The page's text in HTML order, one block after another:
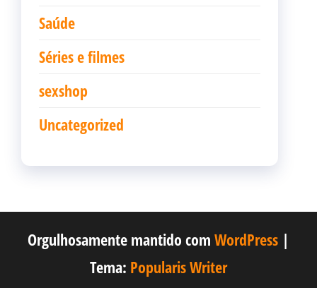
Saúde
Séries e filmes
sexshop
Uncategorized
Orgulhosamente mantido com WordPress |
Tema: Popularis Writer